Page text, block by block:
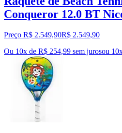
Conqueror 12.0 BT
Preço R$ 2.549,90R$ 2.549,90
Ou 10x de R$ 254,99 sem jurosou 10